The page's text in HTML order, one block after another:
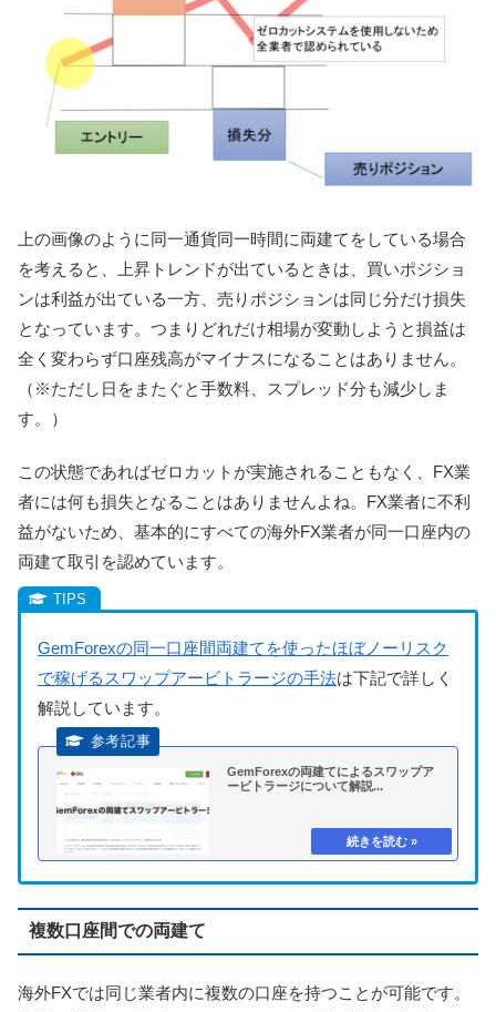
上の画像のように同一通貨同一時間に両建てをしている場合
を考えると、上昇トレンドが出ているときは、買いポジショ
ンは利益が出ている一方、売りポジションは同じ分だけ損失
となっています。つまりどれだけ相場が変動しようと損益は
全く変わらず口座残高がマイナスになることはありません。
（※ただし日をまたぐと手数料、スプレッド分も減少しま
す。）
この状態であればゼロカットが実施されることもなく、FX業
者には何も損失となることはありませんよね。FX業者に不利
益がないため、基本的にすべての海外FX業者が同一口座内の
両建て取引を認めています。
GemForexの同一口座間両建てを使ったほぼノーリスク
で稼げるスワップアービトラージの手法は下記で詳しく
解説しています。
GemForexの両建てによるスワップア
ービトラージについて解説...
複数口座間での両建て
海外FXでは同じ業者内に複数の口座を持つことが可能です。